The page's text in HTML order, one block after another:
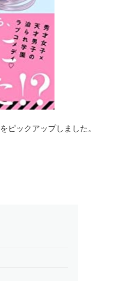
ピックアップしました。